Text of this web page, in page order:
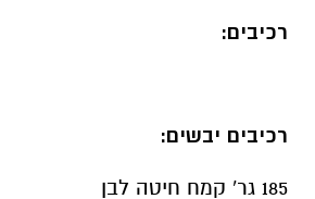
רכיבים:
רכיבים יבשים:
185 גר' קמח חיטה לבן